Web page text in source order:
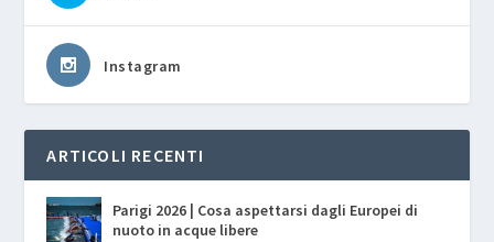
Instagram
ARTICOLI RECENTI
Parigi 2026 | Cosa aspettarsi dagli Europei di
nuoto in acque libere